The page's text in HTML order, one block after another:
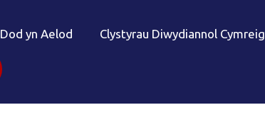
Dod yn Aelod Clystyrau Diwydiannol Cymreig